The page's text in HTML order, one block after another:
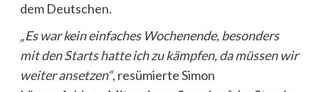
dem Deutschen.
„Es war kein einfaches Wochenende, besonders
mit den Starts hatte ich zu kämpfen, da müssen wir
weiter ansetzen“, resümierte Simon